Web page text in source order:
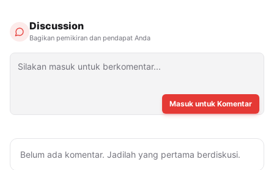
Discussion
Bagikan pemikiran dan pendapat Anda
Masuk untuk Komentar
Belum ada komentar. Jadilah yang pertama berdiskusi.